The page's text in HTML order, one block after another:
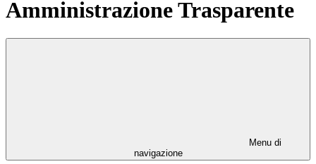
Amministrazione Trasparente
Menu di
navigazione